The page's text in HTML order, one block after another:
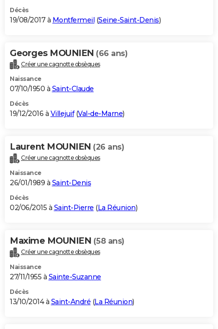
Décès
19/08/2017 à Montfermeil (Seine-Saint-Denis)
Georges MOUNIEN (66 ans)
Créer une cagnotte obsèques
Naissance
07/10/1950 à Saint-Claude
Décès
19/12/2016 à Villejuif(Val-de-Marne)
Laurent MOUNIEN (26 ans)
Créer une cagnotte obsèques
Naissance
26/01/1989 à Saint-Denis
Décès
02/06/2015 à Saint-Pierre (La Réunion)
Maxime MOUNIEN (58 ans)
Créer une cagnotte obsèques
Naissance
27/11/1955 à Sainte-Suzanne
Décès
13/10/2014 à Saint-André (La Réunion)